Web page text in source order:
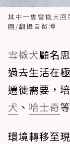
其中一隻雪橇犬回
圖/翻攝自微博
雪橇犬顧名
過去生活在
遷徙需要，
犬 、 哈士奇
環境轉移至